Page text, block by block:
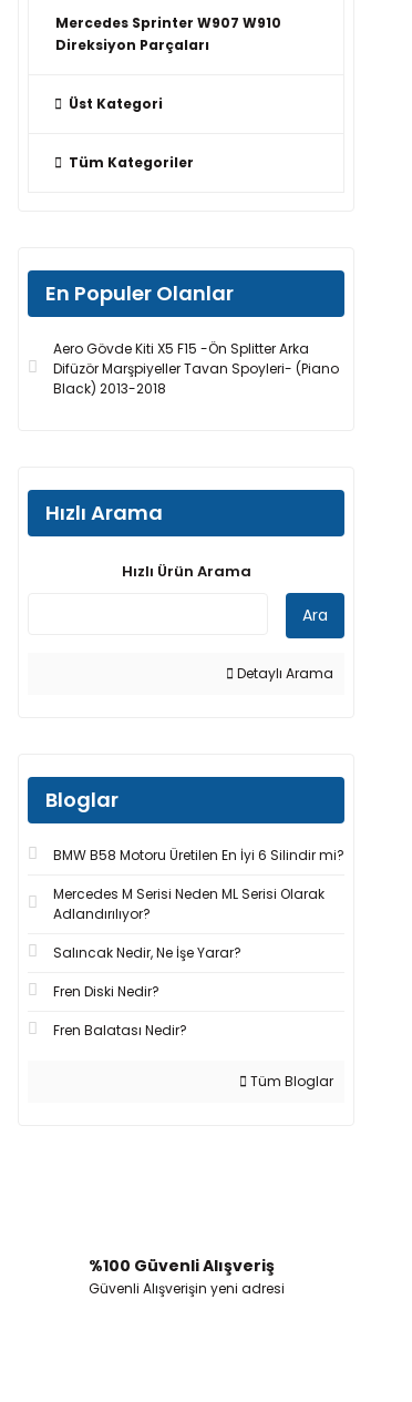
Mercedes Sprinter W907 W910
Direksiyon Parçaları
Üst Kategori
Tüm Kategoriler
En Populer Olanlar
Aero Gövde Kiti X5 F15 -Ön Splitter Arka
Difüzör Marşpiyeller Tavan Spoyleri- (Piano
Black) 2013-2018
Hızlı Arama
Hızlı Ürün Arama
Ara
Detaylı Arama
Bloglar
BMW B58 Motoru Üretilen En İyi 6 Silindir mi?
Mercedes M Serisi Neden ML Serisi Olarak
Adlandırılıyor?
Salıncak Nedir, Ne İşe Yarar?
Fren Diski Nedir?
Fren Balatası Nedir?
Tüm Bloglar
%100 Güvenli Alışveriş
Güvenli Alışverişin yeni adresi